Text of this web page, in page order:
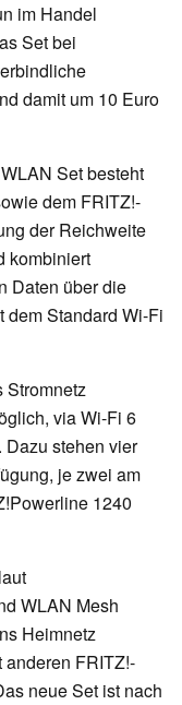
im Handel
Set bei
damit um 10 Euro
Set besteht
dem FRITZ!-
der Reichweite
kombiniert
Daten über die
dem Standard Wi-Fi
Stromnetz
via Wi-Fi 6
Dazu stehen vier
je zwei am
1240
WLAN Mesh
Heimnetz
anderen FRITZ!-
neue Set ist nach